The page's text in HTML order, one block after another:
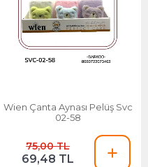
Wien Çanta Aynası Pelüş Svc
02-58
75,00 TL
69,48 TL